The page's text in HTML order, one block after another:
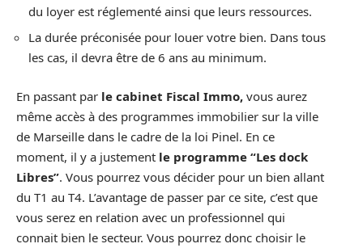
du loyer est réglementé ainsi que leurs ressources.
La durée préconisée pour louer votre bien. Dans tous
les cas, il devra être de 6 ans au minimum.
En passant par le cabinet Fiscal Immo, vous aurez
même accès à des programmes immobilier sur la ville
de Marseille dans le cadre de la loi Pinel. En ce
moment, il y a justement le programme “Les dock
Libres”. Vous pourrez vous décider pour un bien allant
du T1 au T4. L’avantage de passer par ce site, c’est que
vous serez en relation avec un professionnel qui
connait bien le secteur. Vous pourrez donc choisir le